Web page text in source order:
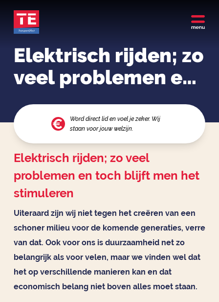
Elektrisch rijden; zo
veel problemen en
toch blijft men het
stimuleren
Word direct lid en voel je zeker. Wij
staan voor jouw welzijn.
Elektrisch rijden; zo veel
problemen en toch blijft men het
stimuleren
Uiteraard zijn wij niet tegen het creëren van een
schoner milieu voor de komende generaties, verre
van dat. Ook voor ons is duurzaamheid net zo
belangrijk als voor velen, maar we vinden wel dat
het op verschillende manieren kan en dat
economisch belang niet boven alles moet staan.